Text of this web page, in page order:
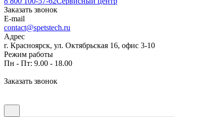
Заказать звонок
E-mail
contact@spetstech.ru
Адрес
г. Красноярск, ул. Октябрьская 16, офис 3-10
Режим работы
Пн - Пт: 9.00 - 18.00
Заказать звонок